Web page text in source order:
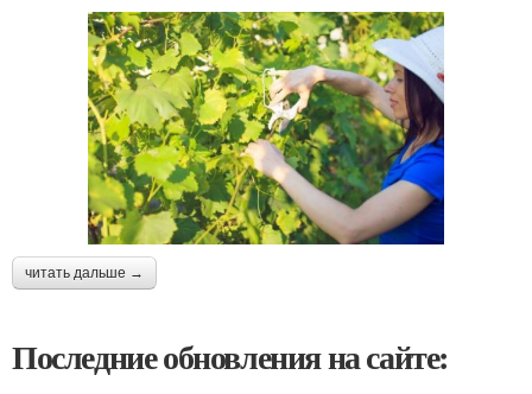
читать дальше →
Последние обновления на сайте: